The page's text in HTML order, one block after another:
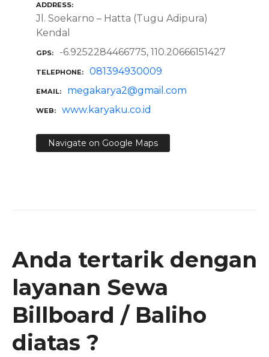
ADDRESS
Jl. Soekarno – Hatta (Tugu Adipura)
Kendal
GPS -6.9252284466775, 110.20666151427
TELEPHONE 081394930009
EMAIL megakarya2@gmail.com
WEB www.karyaku.co.id
Navigate on Google Maps
Anda tertarik dengan
layanan Sewa
Billboard / Baliho
diatas ?